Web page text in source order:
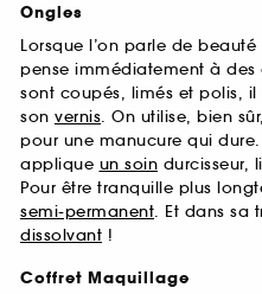
Ongles
Lorsque l’on parle de
pense immédiatement à des
sont coupés, limés et polis,
son vernis. On utilise, bien sûr,
pour une manucure qui
applique un soin durcisseur,
Pour être tranquille plus
semi-permanent. Et dans sa
dissolvant !
Coffret Maquillage